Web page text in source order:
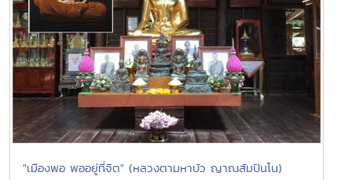
"เมืองพอ พออยู่ที่จิต" (หลวงตามหาบัว ญาณสัมปันโน)